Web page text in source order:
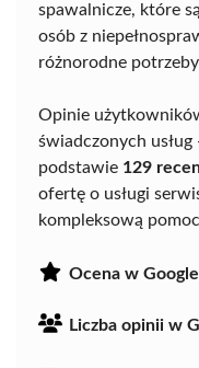
spawalnicze, które
osób z
różnorodne
Opinie
świadczonych
podstawie 129
ofertę o usługi
kompleksową
Ocena w
Liczba opinii w